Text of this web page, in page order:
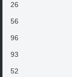
26
56
96
93
52